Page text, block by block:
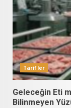
Tarifler
Geleceğin Eti
Bilinmeyen